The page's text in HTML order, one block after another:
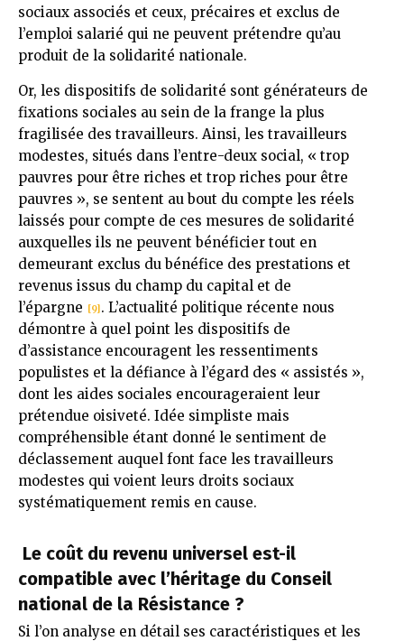
sociaux associés et ceux, précaires et exclus de
l’emploi salarié qui ne peuvent prétendre qu’au
produit de la solidarité nationale.
Or, les dispositifs de solidarité sont générateurs de
fixations sociales au sein de la frange la plus
fragilisée des travailleurs. Ainsi, les travailleurs
modestes, situés dans l’entre-deux social, « trop
pauvres pour être riches et trop riches pour être
pauvres », se sentent au bout du compte les réels
laissés pour compte de ces mesures de solidarité
auxquelles ils ne peuvent bénéficier tout en
demeurant exclus du bénéfice des prestations et
revenus issus du champ du capital et de
l’épargne [9]. L’actualité politique récente nous
démontre à quel point les dispositifs de
d’assistance encouragent les ressentiments
populistes et la défiance à l’égard des « assistés »,
dont les aides sociales encourageraient leur
prétendue oisiveté. Idée simpliste mais
compréhensible étant donné le sentiment de
déclassement auquel font face les travailleurs
modestes qui voient leurs droits sociaux
systématiquement remis en cause.
Le coût du revenu universel est-il
compatible avec l’héritage du Conseil
national de la Résistance ?
Si l’on analyse en détail ses caractéristiques et les